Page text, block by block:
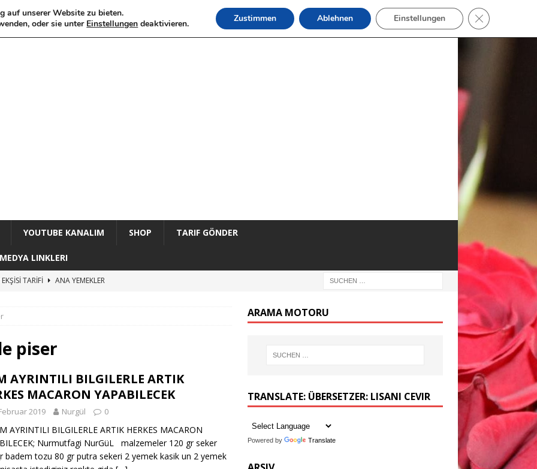
YOUTUBE KANALIM SHOP TARIF GÖNDER
LINKLERI
TARİFİ
ANA YEMEKLER
BULGUR PİLAVI ET SUYUNA SALMA TEREYAĞLI BULGUR PİLAV
TARİFİ
Kesme Aşı tarifi, etli mercimek aşı nasıl yapılır
piser
AYRINTILI BILGILERLE ARTIK
MACARON YAPABILECEK
2019 Nurgül 0
AYRINTILI BILGILERLE ARTIK HERKES MACARON
Nurmutfagi NurGüL malzemeler 120 gr seker
badem tozu 80 gr putra sekeri 2 yemek kasik un 2 yemek
ARAMA MOTORU
TRANSLATE: ÜBERSETZER: LISANI CEVIR
Powered by Translate
auf unserer Website zu bieten.
oder sie unter Einstellungen deaktivieren. Zustimmen Ablehnen Einstellungen GDPR Cookie-